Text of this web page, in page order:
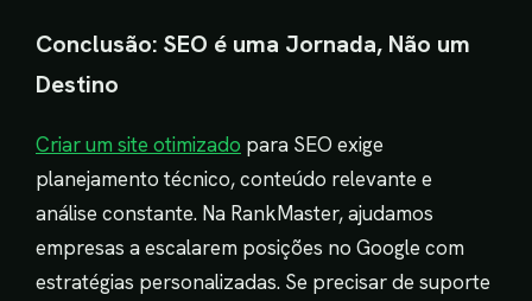
Conclusão: SEO é uma Jornada, Não um
Destino
Criar um site otimizado para SEO exige
planejamento técnico, conteúdo relevante e
análise constante. Na RankMaster, ajudamos
empresas a escalarem posições no Google com
estratégias personalizadas. Se precisar de suporte